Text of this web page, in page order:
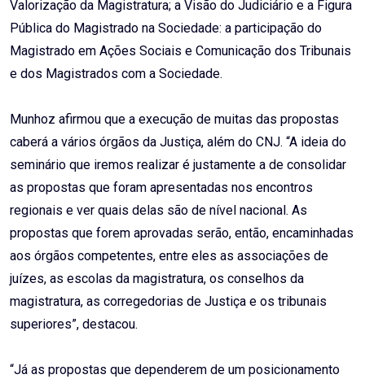
Valorização da Magistratura; a Visão do Judiciário e a Figura
Pública do Magistrado na Sociedade: a participação do
Magistrado em Ações Sociais e Comunicação dos Tribunais
e dos Magistrados com a Sociedade.
Munhoz afirmou que a execução de muitas das propostas
caberá a vários órgãos da Justiça, além do CNJ. “A ideia do
seminário que iremos realizar é justamente a de consolidar
as propostas que foram apresentadas nos encontros
regionais e ver quais delas são de nível nacional. As
propostas que forem aprovadas serão, então, encaminhadas
aos órgãos competentes, entre eles as associações de
juízes, as escolas da magistratura, os conselhos da
magistratura, as corregedorias de Justiça e os tribunais
superiores”, destacou.
“Já as propostas que dependerem de um posicionamento